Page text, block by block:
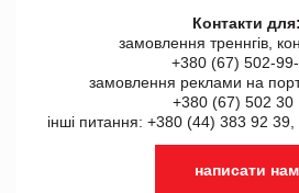
Контакти для:
замовлення треннгів,
+380 (67) 502-99-
замовлення реклами на
+380 (67) 502 30
інші питання: +380 (44) 383 92
написати нам